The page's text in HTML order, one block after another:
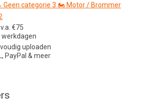
Geen categorie 3 🏍️ Motor / Brommer
v.a. €75
werkdagen
uploaden
PayPal & meer